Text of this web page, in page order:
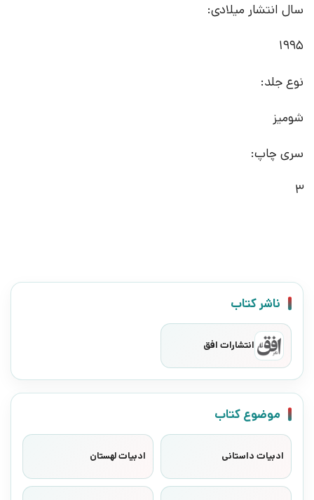
سال انتشار میلادی:
1995
نوع جلد:
شومیز
سری چاپ:
3
ناشر کتاب
انتشارات افق
موضوع کتاب
ادبیات داستانی ادبیات لهستان